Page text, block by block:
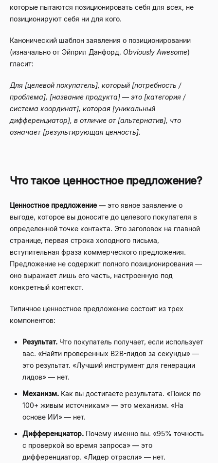
которые пытаются позиционировать себя для всех, не
позиционируют себя ни для кого.
Канонический шаблон заявления о позиционировании
(изначально от Эйприл Данфорд, Obviously Awesome)
гласит:
Для [целевой покупатель], который [потребность /
проблема], [название продукта] — это [категория /
система координат], которая [уникальный
дифференциатор], в отличие от [альтернатив], что
означает [результирующая ценность].
Что такое ценностное предложение?
Ценностное предложение— это явное заявление о
выгоде, которое вы доносите до целевого покупателя в
определенной точке контакта. Это заголовок на главной
странице, первая строка холодного письма,
вступительная фраза коммерческого предложения.
Предложение не содержит полного позиционирования —
оно выражает лишь его часть, настроенную под
конкретный контекст.
Типичное ценностное предложение состоит из трех
компонентов:
Результат. Что покупатель получает, если использует
вас. «Найти проверенных B2B-лидов за секунды» —
это результат. «Лучший инструмент для генерации
лидов» — нет.
Механизм. Как вы достигаете результата. «Поиск по
100+ живым источникам» — это механизм. «На
основе ИИ» — нет.
Дифференциатор. Почему именно вы. «95% точность
с проверкой во время запроса» — это
дифференциатор. «Лидер отрасли» — нет.